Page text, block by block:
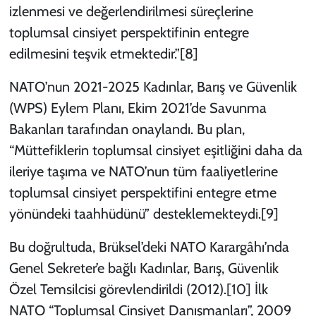
izlenmesi ve değerlendirilmesi süreçlerine
toplumsal cinsiyet perspektifinin entegre
edilmesini teşvik etmektedir.”[8]
NATO’nun 2021-2025 Kadınlar, Barış ve Güvenlik
(WPS) Eylem Planı, Ekim 2021’de Savunma
Bakanları tarafından onaylandı. Bu plan,
“Müttefiklerin toplumsal cinsiyet eşitliğini daha da
ileriye taşıma ve NATO’nun tüm faaliyetlerine
toplumsal cinsiyet perspektifini entegre etme
yönündeki taahhüdünü” desteklemekteydi.[9]
Bu doğrultuda, Brüksel’deki NATO Karargâhı’nda
Genel Sekreter’e bağlı Kadınlar, Barış, Güvenlik
Özel Temsilcisi görevlendirildi (2012).[10] İlk
NATO “Toplumsal Cinsiyet Danışmanları”, 2009